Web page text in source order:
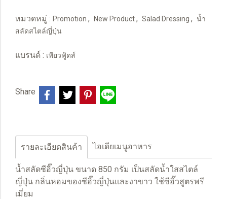
หมวดหมู่ : Promotion , New Product, Salad Dressing , น้ำ
สลัดสไตล์ญี่ปุ่น
แบรนด์ : เพียวฟู้ดส์
Share
รายละเอียดสินค้า ไอเดียเมนูอาหาร
น้ำสลัดซีอิ๊วญี่ปุ่น ขนาด 850 กรัม เป็นสลัดน้ำใสสไตล์
ญี่ปุ่น กลิ่นหอมของซีอิ๊วญี่ปุ่นและงาขาว ใช้ซีอิ๊วสูตรพรี
เมี่ยม